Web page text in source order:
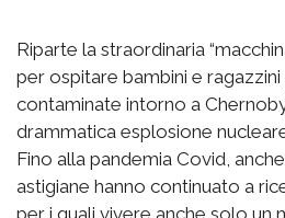
Riparte la straordinaria
per ospitare bambini e
contaminate intorno a
drammatica esplosione
Fino alla pandemia Covid,
astigiane hanno continuato a
per i quali vivere anche solo un